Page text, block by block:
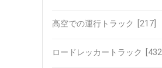
高空での運行トラック [217]
ロードレッカートラック [432]